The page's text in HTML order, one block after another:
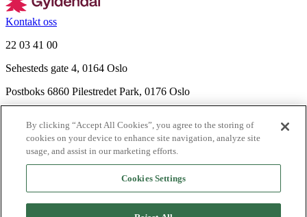
Kontakt oss
22 03 41 00
Sehesteds gate 4, 0164 Oslo
Postboks 6860 Pilestredet Park, 0176 Oslo
Nyhetsbrev
Ledige stillinger
Send inn manus
By clicking “Accept All Cookies”, you agree to the storing of
cookies on your device to enhance site navigation, analyze site
usage, and assist in our marketing efforts.
Cookies Settings